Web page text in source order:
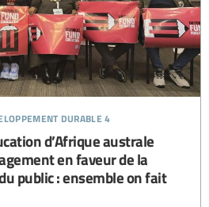
durable 4
d’Afrique australe
en faveur de la
public : ensemble on fait